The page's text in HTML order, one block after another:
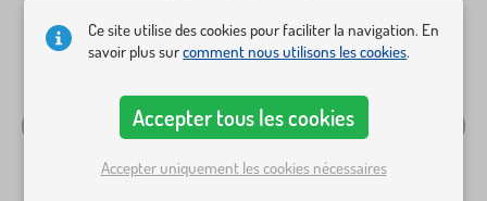
Ce site utilise des cookies pour faciliter la navigation. En
savoir plus surcomment nous utilisons les cookies.
Accepter tous les cookies
Accepter uniquement les cookies nécessaires